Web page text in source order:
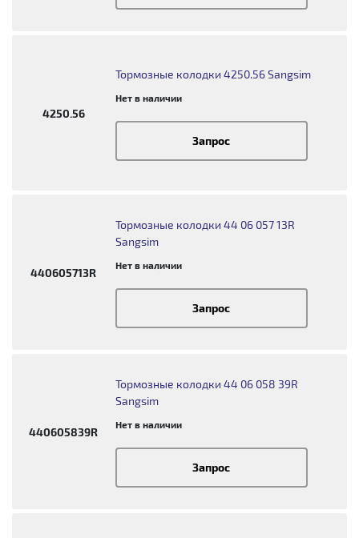
4250.56
Тормозные колодки 4250.56 Sangsim
Нет в наличии
Запрос
440605713R
Тормозные колодки 44 06 057 13R
Sangsim
Нет в наличии
Запрос
440605839R
Тормозные колодки 44 06 058 39R
Sangsim
Нет в наличии
Запрос